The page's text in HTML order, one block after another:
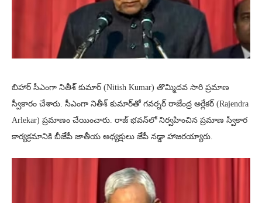
బిహార్ సీఎంగా నితీశ్ కుమార్ (Nitish Kumar) తొమ్మిదవ సారి ప్రమాణ
స్వీకారం చేశారు. సీఎంగా నితీశ్ కుమార్‌తో గవర్నర్ రాజేంద్ర అర్లేకర్‌ (Rajendra
Arlekar) ప్రమాణం చేయించారు. రాజ్ భవన్‌లో నిర్వహించిన ప్రమాణ స్వీకార
కార్యక్రమానికి బీజేపీ జాతీయ అధ్యక్షులు జేపీ నడ్డా హాజరయ్యారు.